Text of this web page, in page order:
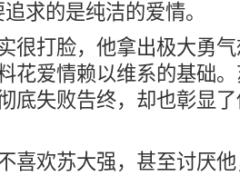
求的是纯洁的爱情。
打脸，他拿出极大勇气
花爱情赖以维系的基础
底失败告终，却也彰显
欢苏大强，甚至讨厌他